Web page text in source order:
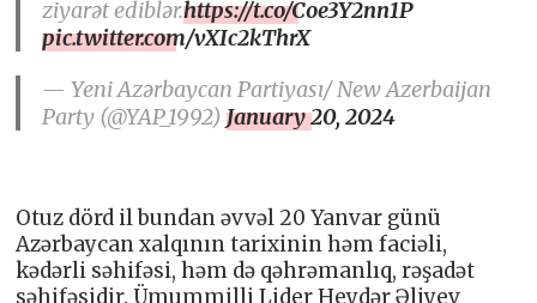
ziyarət ediblər.https://t.co/Coe3Y2nn1P
pic.twitter.com/vXIc2kThrX
— Yeni Azərbaycan Partiyası/ New Azerbaijan
Party (@YAP_1992)January 20, 2024
Otuz dörd il bundan əvvəl 20 Yanvar günü
Azərbaycan xalqının tarixinin həm faciəli,
kədərli səhifəsi, həm də qəhrəmanlıq, rəşadət
səhifəsidir. Ümummilli Lider Heydər Əliyev